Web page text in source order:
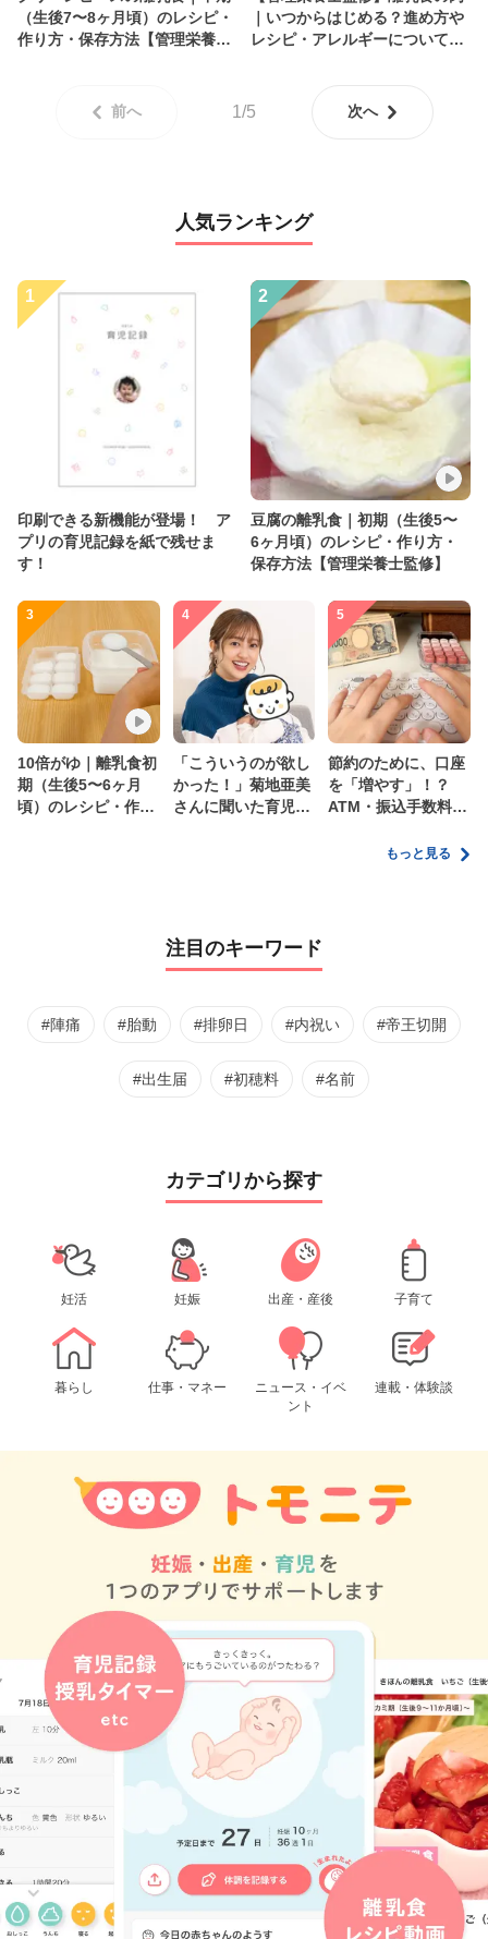
（生後7〜8ヶ月頃）のレシピ・
作り方・保存方法【管理栄養士
｜いつからはじめる？進め方や
レシピ・アレルギーについて解
前へ 1/5 次へ
人気ランキング
1
印刷できる新機能が登場！ ア
プリの育児記録を紙で残せま
す！
2
豆腐の離乳食｜初期（生後5〜
6ヶ月頃）のレシピ・作り方・
保存方法【管理栄養士監修】
3
10倍がゆ｜離乳食初
期（生後5〜6ヶ月
頃）のレシピ・作り
4
「こういうのが欲し
かった！」菊地亜美
さんに聞いた育児
5
節約のために、口座
を「増やす」！？
ATM・振込手数料の
家計管理術もっと見る
注目のキーワード
#陣痛 #胎動 #排卵日 #内祝い #帝王切開
#出生届 #初穂料 #名前
カテゴリから探す
妊活 妊娠 出産・産後 子育て
暮らし 仕事・マネー
ニュース・イベ
ント
連載・体験談